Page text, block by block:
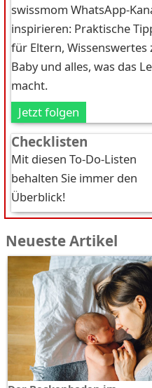
swissmom WhatsApp-
inspirieren: Praktische
für Eltern,
Baby und alles, was das
macht.
Jetzt folgen
Checklisten
Mit diesen To-Do-Listen
behalten Sie immer den
Überblick!
Neueste Artikel